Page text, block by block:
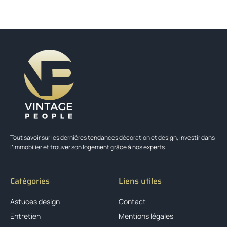
Tout savoir sur les dernières tendances décoration et design, investir dans
l’immobilier et trouver son logement grâce à nos experts.
Catégories
Astuces design
Entretien
Liens utiles
Contact
Mentions légales